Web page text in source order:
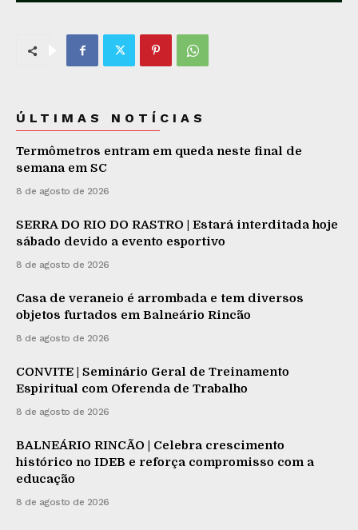
ÚLTIMAS NOTÍCIAS
Termômetros entram em queda neste final de
semana em SC
8 de agosto de 2026
SERRA DO RIO DO RASTRO | Estará interditada hoje
sábado devido a evento esportivo
8 de agosto de 2026
Casa de veraneio é arrombada e tem diversos
objetos furtados em Balneário Rincão
8 de agosto de 2026
CONVITE | Seminário Geral de Treinamento
Espiritual com Oferenda de Trabalho
8 de agosto de 2026
BALNEÁRIO RINCÃO | Celebra crescimento
histórico no IDEB e reforça compromisso com a
educação
8 de agosto de 2026